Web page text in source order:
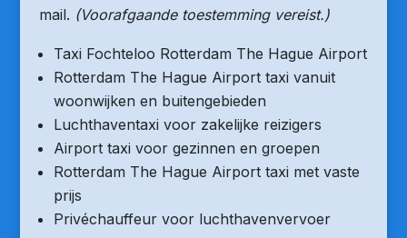
mail. (Voorafgaande toestemming vereist.)
Taxi Fochteloo Rotterdam The Hague Airport
Rotterdam The Hague Airport taxi vanuit
woonwijken en buitengebieden
Luchthaventaxi voor zakelijke reizigers
Airport taxi voor gezinnen en groepen
Rotterdam The Hague Airport taxi met vaste
prijs
Privéchauffeur voor luchthavenvervoer